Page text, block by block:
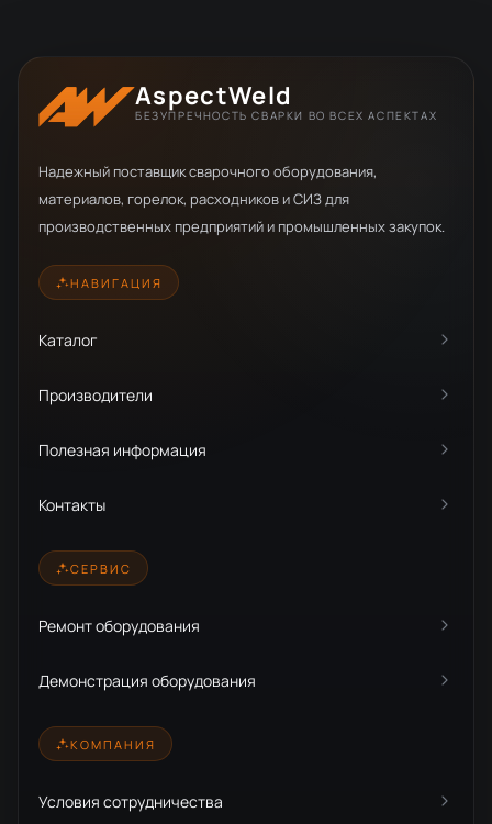
AspectWeld
БЕЗУПРЕЧНОСТЬ СВАРКИ ВО ВСЕХ АСПЕКТАХ
Надежный поставщик сварочного оборудования,
материалов, горелок, расходников и СИЗ для
производственных предприятий и промышленных закупок.
НАВИГАЦИЯ
Каталог
Производители
Полезная информация
Контакты
СЕРВИС
Ремонт оборудования
Демонстрация оборудования
КОМПАНИЯ
Условия сотрудничества